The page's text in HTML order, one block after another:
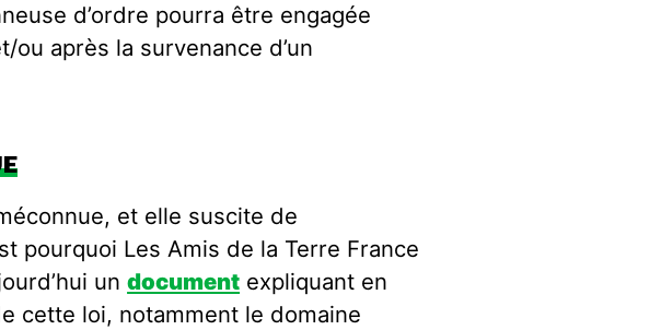
d’ordre pourra être engagée
après la survenance d’un
et elle suscite de
pourquoi Les Amis de la Terre France
undocument expliquant en
cette loi, notamment le domaine